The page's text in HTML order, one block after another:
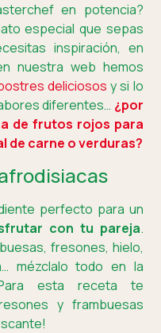
en potencia?
especial que sepas
inspiración, en
nuestra web hemos
deliciosos y si lo
diferentes… ¿por
de frutos rojos para
de carne o verduras?
perfecto para un
con tu pareja.
fresones, hielo,
mézclalo todo en la
esta receta te
y frambuesas